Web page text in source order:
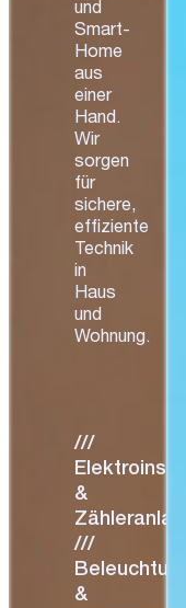
und
Smart-
Home
aus
einer
Hand.
Wir
sorgen
für
sichere,
effiziente
Technik
in
Haus
und
Wohnung.
///
&
///
Beleuchtung
&